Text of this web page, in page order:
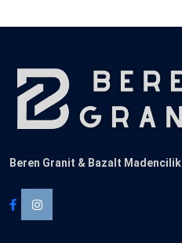
Beren Granit & Bazalt Madencilik